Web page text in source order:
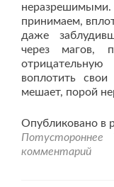
принимаем,
даже
через магов,
воплотить
мешает, порой
Опубликовано в
Потустороннее
комментарий